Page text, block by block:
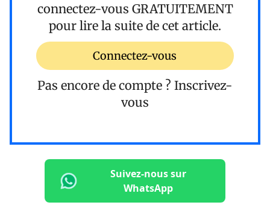
connectez-vous GRATUITEMENT
pour lire la suite de cet article.
Connectez-vous
Pas encore de compte ? Inscrivez-
vous
Suivez-nous sur
WhatsApp